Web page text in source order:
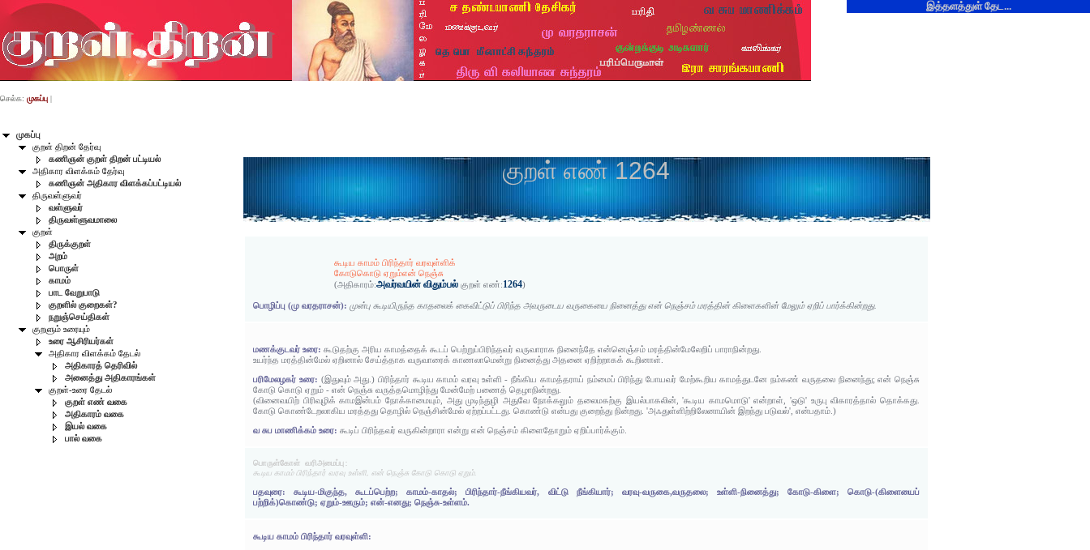
இத்தளத்துள் தேட...
முகப்பு
குறள் திறன் தேர்வு
கணிஞன் குறள் திறன் பட்டியல்
அதிகார விளக்கம் தேர்வு
கணிஞன் அதிகார விளக்கப்பட்டியல்
திருவள்ளுவர்
வள்ளுவர்
திருவள்ளுவமாலை
குறள்
திருக்குறள்
அறம்
பொருள்
காமம்
பாட வேறுபாடு
குறளில் குறைகள்?
நறுஞ்செய்திகள்
குறளும் உரையும்
உரை ஆசிரியர்கள்
அதிகார விளக்கம் தேடல்
அதிகாரத் தெரிவில்
அனைத்து அதிகாரங்கள்
குறள்-உரை தேடல்
குறள் எண் வகை
அதிகாரம் வகை
இயல் வகை
பால் வகை
செல்க: முகப்பு |
குறள் எண் 1264
கூடிய காமம் பிரிந்தார் வரவுள்ளிக்
கோடுகொடு ஏறும்என் நெஞ்சு
(அதிகாரம்:அவர்வயின் விதும்பல்குறள் எண்:1264)
பொழிப்பு (மு வரதராசன்): முன்பு கூடியிருந்த காதலைக் கைவிட்டுப் பிரிந்த அவருடைய வருகையை நினைத்து என் நெஞ்சம் மரத்தின் கிளைகளின் மேலும் ஏறிப் பார்க்கின்றது.
மணக்குடவர் உரை:கூடுதற்கு அரிய காமத்தைக் கூடப் பெற்றுப்பிரிந்தவர் வருவாராக நினைந்தே என்னெஞ்சம் மரத்தின்மேலேறிப் பாராநின்றது.
உயர்ந்த மரத்தின்மேல் ஏறினால் சேய்த்தாக வருவாரைக் காணலாமென்று நினைத்து அதனை ஏறிற்றாகக் கூறினாள்.
பரிமேலழகர் உரை: (இதுவும் அது.) பிரிந்தார் கூடிய காமம் வரவு உள்ளி - நீங்கிய காமத்தராய் நம்மைப் பிரிந்து போயவர் மேற்கூறிய காமத்துடனே நம்கண் வருதலை நினைந்து; என் நெஞ்சு
கோடு கொடு ஏறும் - என் நெஞ்சு வருத்தமொழிந்து மேன்மேற் பணைத் தெழாநின்றது.
(வினைவயிற் பிரிவுழிக் காமஇன்பம் நோக்காமையும், அது முடிந்துழி அதுவே நோக்கலும் தலைமகற்கு இயல்பாகலின், 'கூடிய காமமொடு' என்றாள், 'ஒடு' உருபு விகாரத்தால் தொக்கது.
கோடு கொண்டேறலாகிய மரத்தது தொழில் நெஞ்சின்மேல் ஏற்றப்பட்டது. கொண்டு என்பது குறைந்து நின்றது. 'அஃதுள்ளிற்றிலேனாயின் இறந்து படுவல்', என்பதாம்.)
வ சுப மாணிக்கம் உரை:கூடிப் பிரிந்தவர் வருகின்றாரா என்று என் நெஞ்சம் கிளைதோறும் ஏறிப்பார்க்கும்.
பொருள்கோள் வரிஅமைப்பு:
கூடிய காமம் பிரிந்தார் வரவு உள்ளி, என் நெஞ்சு கோடு கொடு ஏறும்.
பதவுரை: கூடிய-மிகுந்த, கூடப்பெற்ற; காமம்-காதல்; பிரிந்தார்-நீங்கியவர், விட்டு நீங்கியார்; வரவு-வருகை,வருதலை; உள்ளி-நினைத்து; கோடு-கிளை; கொடு-(கிளையைப்
பற்றிக்)கொண்டு; ஏறும்-ஊரும்; என்-எனது; நெஞ்சு-உள்ளம்.
கூடிய காமம் பிரிந்தார் வரவுள்ளி: